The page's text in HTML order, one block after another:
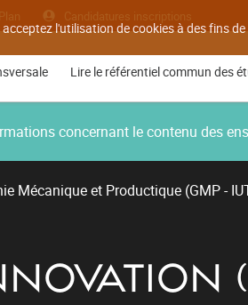
l'utilisation de cookies à des fins
Plan Candidatures inscriptions
Lire le référentiel commun des
concernant le contenu des
Mécanique et Productique (GMP -